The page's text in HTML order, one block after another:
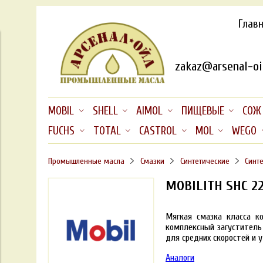
zakaz@arsenal-
MOBIL SHELL AIMOL ПИЩЕВЫЕ
СОЖ
FUCHS
TOTAL CASTROL MOL WEGO
Промышленные масла Смазки Синтетические
MOBILITH SHC
Мягкая смазкакласса
комплексный
для средних скоростей и
Аналоги